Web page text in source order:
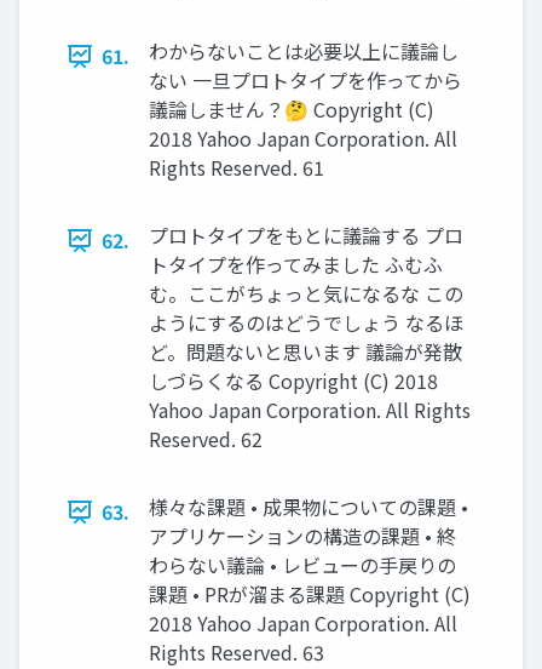
61.
わからないことは必要以上に議論し
ない 一旦プロトタイプを作ってから
議論しません？🤔 Copyright (C)
2018 Yahoo Japan Corporation. All
Rights Reserved. 61
62.
プロトタイプをもとに議論する プロ
トタイプを作ってみました ふむふ
む。ここがちょっと気になるな この
ようにするのはどうでしょう なるほ
ど。問題ないと思います 議論が発散
しづらくなる Copyright (C) 2018
Yahoo Japan Corporation. All Rights
Reserved. 62
63.
様々な課題 • 成果物についての課題 •
アプリケーションの構造の課題 • 終
わらない議論 • レビューの手戻りの
課題 • PRが溜まる課題 Copyright (C)
2018 Yahoo Japan Corporation. All
Rights Reserved. 63